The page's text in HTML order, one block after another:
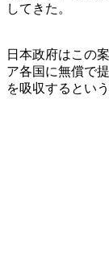
してきた。
日本政府はこの
ア各国に無償で
を吸収するとい